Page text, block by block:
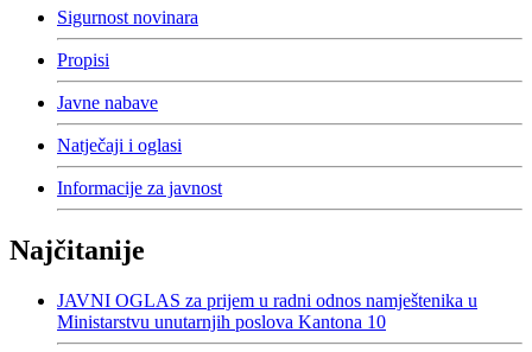
Sigurnost novinara
Propisi
Javne nabave
Natječaji i oglasi
Informacije za javnost
Najčitanije
JAVNI OGLAS za prijem u radni odnos namještenika u
Ministarstvu unutarnjih poslova Kantona 10